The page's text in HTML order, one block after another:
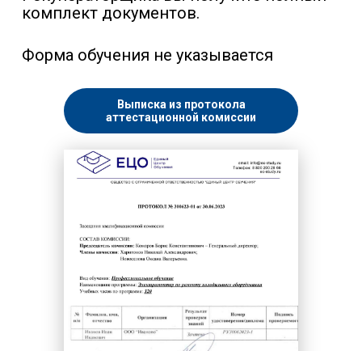
комплект документов.
Форма обучения не указывается
Выписка из протокола
аттестационной комиссии